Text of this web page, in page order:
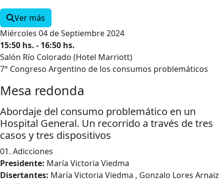
Ver más
Miércoles 04 de Septiembre 2024
15:50 hs. - 16:50 hs.
Salón Río Colorado (Hotel Marriott)
7° Congreso Argentino de los consumos problemáticos
Mesa redonda
Abordaje del consumo problemático en un
Hospital General. Un recorrido a través de tres
casos y tres dispositivos
01. Adicciones
Presidente: María Victoria Viedma
Disertantes: María Victoria Viedma , Gonzalo Lores Arnaiz